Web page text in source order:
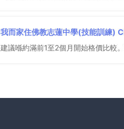
我而家住佛教志蓮中學(技能訓練)
建議喺約滿前1至2個月開始格價比較